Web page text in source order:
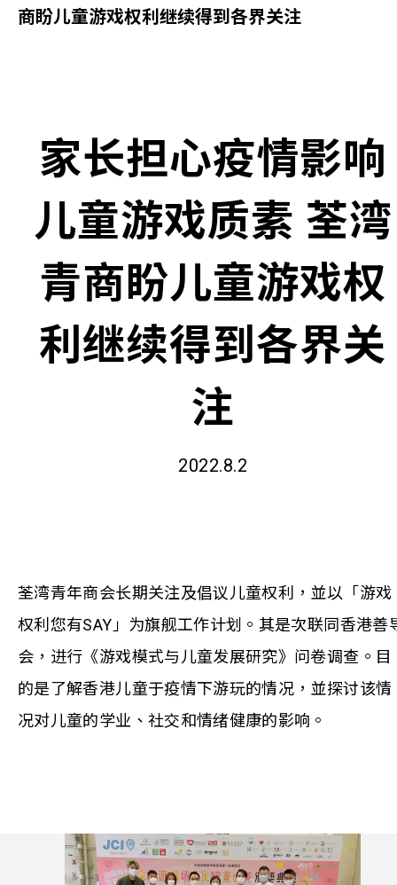
慈善活动
相关报导
联络我们
商盼儿童游戏权利继续得到各界关注
家长担心疫情影响
儿童游戏质素 荃湾
青商盼儿童游戏权
利继续得到各界关
注
2022.8.2
荃湾青年商会长期关注及倡议儿童权利，並以「游戏
权利您有SAY」为旗舰工作计划。其是次联同香港善
会，进行《游戏模式与儿童发展研究》问卷调查。目
的是了解香港儿童于疫情下游玩的情况，並探讨该情
况对儿童的学业、社交和情绪健康的影响。